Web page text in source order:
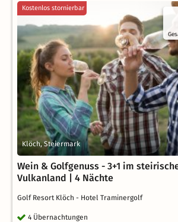
Kostenlos stornierbar
Klöch, Steiermark
Wein & Golfgenuss - 3+1 im
Vulkanland | 4 Nächte
Golf Resort Klöch - Hotel Traminergolf
4 Übernachtungen